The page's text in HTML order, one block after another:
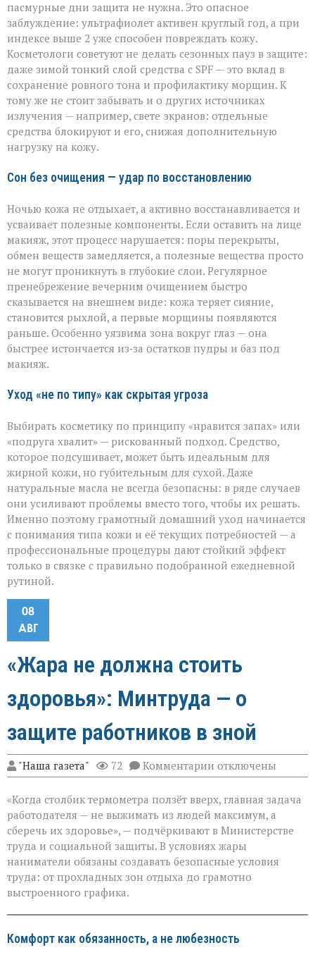
пасмурные дни защита не нужна. Это опасное
заблуждение: ультрафиолет активен круглый год, а при
индексе выше 2 уже способен повреждать кожу.
Косметологи советуют не делать сезонных пауз в защите:
даже зимой тонкий слой средства с SPF — это вклад в
сохранение ровного тона и профилактику морщин. К
тому же не стоит забывать и о других источниках
излучения — например, свете экранов: отдельные
средства блокируют и его, снижая дополнительную
нагрузку на кожу.
Сон без очищения — удар по восстановлению
Ночью кожа не отдыхает, а активно восстанавливается и
усваивает полезные компоненты. Если оставить на лице
макияж, этот процесс нарушается: поры перекрыты,
обмен веществ замедляется, а полезные вещества просто
не могут проникнуть в глубокие слои. Регулярное
пренебрежение вечерним очищением быстро
сказывается на внешнем виде: кожа теряет сияние,
становится рыхлой, а первые морщины появляются
раньше. Особенно уязвима зона вокруг глаз — она
быстрее истончается из‑за остатков пудры и баз под
макияж.
Уход «не по типу» как скрытая угроза
Выбирать косметику по принципу «нравится запах» или
«подруга хвалит» — рискованный подход. Средство,
которое подсушивает, может быть идеальным для
жирной кожи, но губительным для сухой. Даже
натуральные масла не всегда безопасны: в ряде случаев
они усиливают проблемы вместо того, чтобы их решать.
Именно поэтому грамотный домашний уход начинается
с понимания типа кожи и её текущих потребностей — а
профессиональные процедуры дают стойкий эффект
только в связке с правильно подобранной ежедневной
рутиной.
08
АВГ
«Жара не должна стоить
здоровья»: Минтруда — о
защите работников в зной
"Наша газета" 72 Комментарии к
записи
не
должна
стоить
здоровья»:
Минтруда — о
защите
работников
в
отключены
«Когда столбик термометра ползёт вверх, главная задача
работодателя — не выжимать из людей максимум, а
сберечь их здоровье», — подчёркивают в Министерстве
труда и социальной защиты. В условиях жары
наниматели обязаны создавать безопасные условия
труда: от прохладных зон отдыха до грамотно
выстроенного графика.
Комфорт как обязанность, а не любезность